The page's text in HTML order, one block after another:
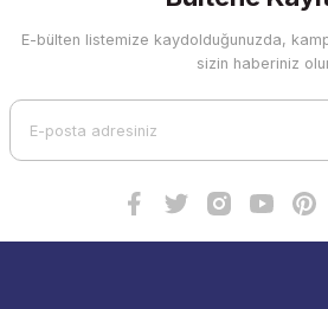
E-bülten listemize kaydolduğunuzda,
sizin haberiniz